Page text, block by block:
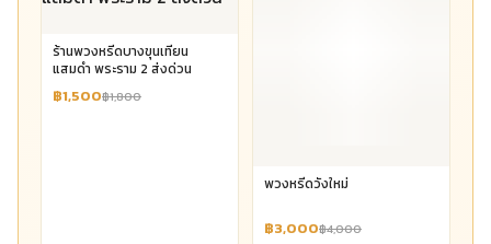
ร้านพวงหรีดบางขุนเทียน
แสมดำ พระราม 2 ส่งด่วน
฿1,500฿1,800
พวงหรีดวังใหม่
฿3,000฿4,000